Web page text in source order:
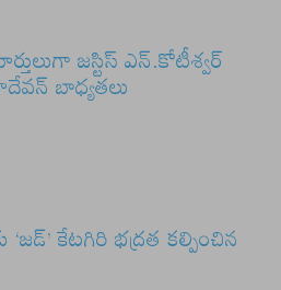
జస్టిస్‌ ఎన్‌.కోటీశ్వర్‌
బాధ్యతలు
కేటగిరి భద్రత కల్పించిన